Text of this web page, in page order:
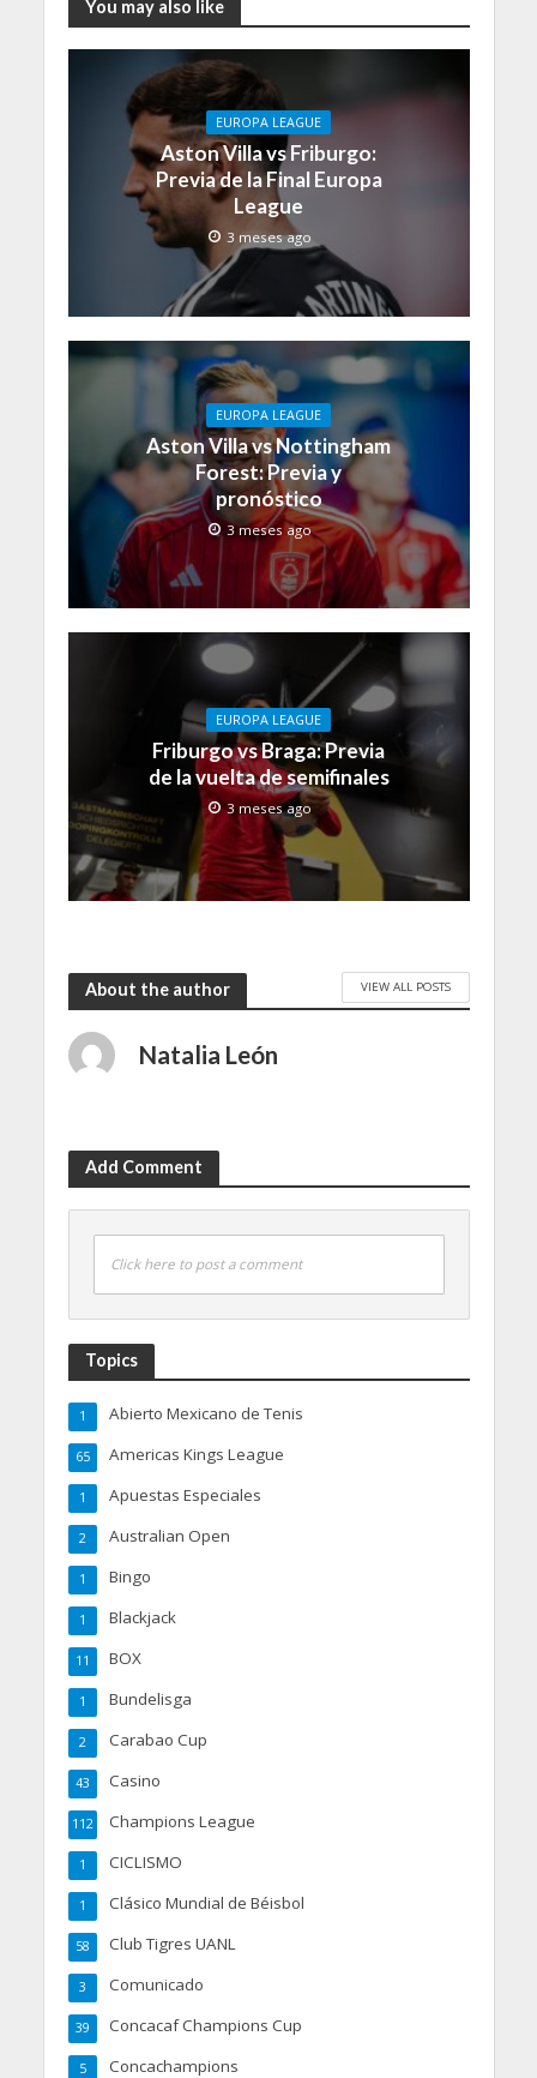
You may also like
EUROPA LEAGUE
Aston Villa vs Friburgo:
Previa de la Final Europa
League
3 meses ago
EUROPA LEAGUE
Aston Villa vs Nottingham
Forest: Previa y
pronóstico
3 meses ago
EUROPA LEAGUE
Friburgo vs Braga: Previa
de la vuelta de semifinales
3 meses ago
About the author VIEW ALL POSTS
Natalia León
Add Comment
Click here to post a comment
Topics
Abierto Mexicano de Tenis
1
Americas Kings League
65
Apuestas Especiales
1
Australian Open
2
Bingo
1
Blackjack
1
BOX
11
Bundelisga
1
Carabao Cup
2
Casino
43
Champions League
112
CICLISMO
1
Clásico Mundial de Béisbol
1
Club Tigres UANL
58
Comunicado
3
Concacaf Champions Cup
39
Concachampions
5